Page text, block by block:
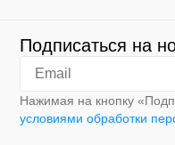
Подписаться на
Нажимая на кнопку
условиями обработки